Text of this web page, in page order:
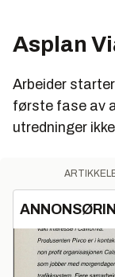
Asplan
Arbeider
første fase av
utredninger